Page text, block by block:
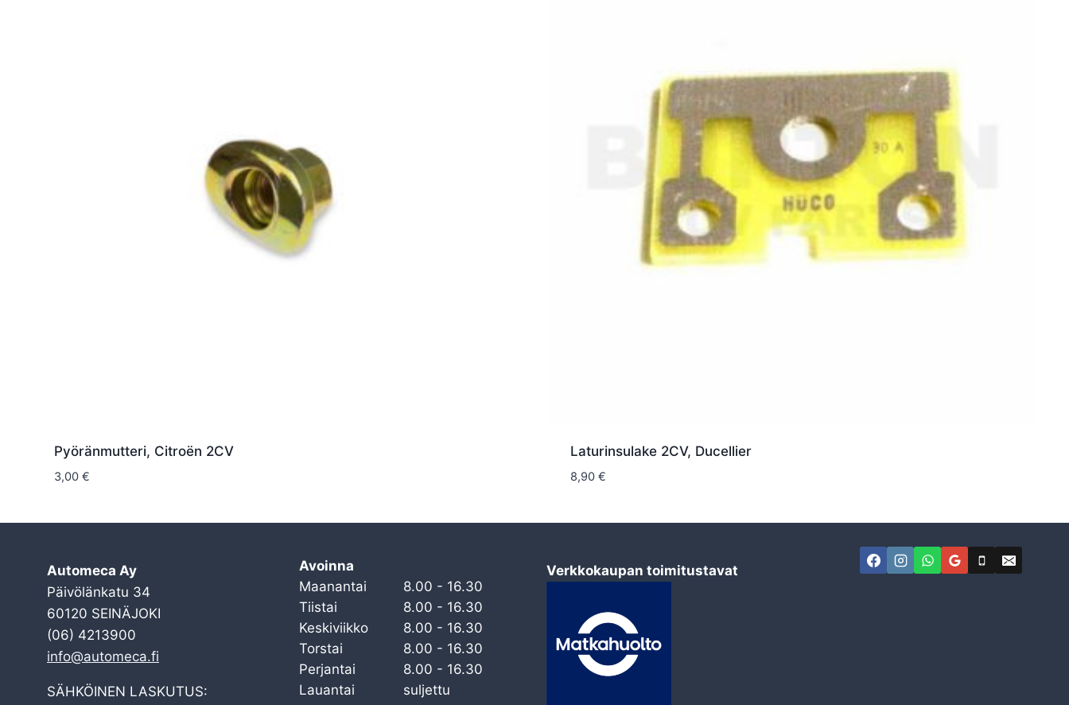
Pyöränmutteri, Citroën 2CV
3,00 €
Laturinsulake 2CV, Ducellier
8,90 €
Automeca Ay
Päivölänkatu 34
60120 SEINÄJOKI
(06) 4213900
info@automeca.fi
SÄHKÖINEN LASKUTUS:
Avoinna
Maanantai
8.00 - 16.30
Tiistai
8.00 - 16.30
Keskiviikko
8.00 - 16.30
Torstai
8.00 - 16.30
Perjantai
8.00 - 16.30
Lauantai
suljettu
Verkkokaupan toimitustavat